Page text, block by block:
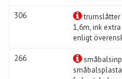
306
trumslåtter
1,6m, ink
enligt
266